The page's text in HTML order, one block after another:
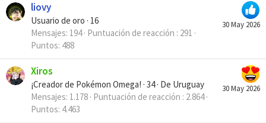
30 May 2026
liovy
Usuario de oro · 16
Mensajes 194 Puntuación de reacción 291
Puntos 488
30 May 2026
Xiros
¡Creador de Pokémon Omega! · 34· De Uruguay
Mensajes 1.178 Puntuación de reacción 2.864
Puntos 4.463